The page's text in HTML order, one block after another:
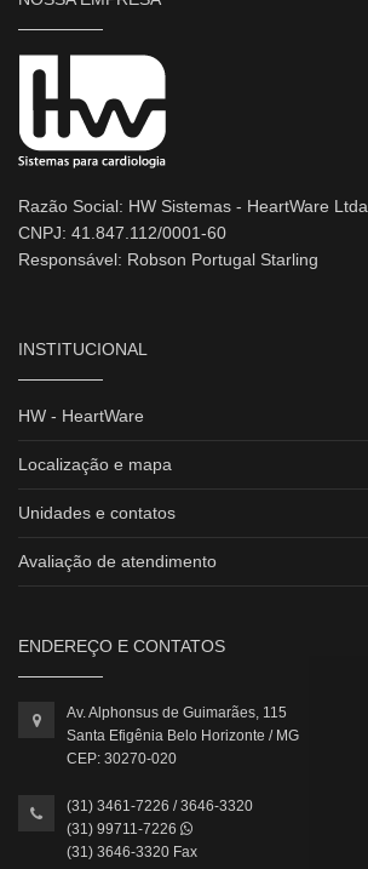
Razão Social: HW Sistemas - HeartWare Ltda.
CNPJ: 41.847.112/0001-60
Responsável: Robson Portugal Starling
INSTITUCIONAL
HW - HeartWare
Localização e mapa
Unidades e contatos
Avaliação de atendimento
ENDEREÇO E CONTATOS
Av. Alphonsus de Guimarães, 115
Santa Efigênia Belo Horizonte / MG
CEP: 30270-020
(31) 3461-7226 / 3646-3320
(31) 99711-7226
(31) 3646-3320 Fax